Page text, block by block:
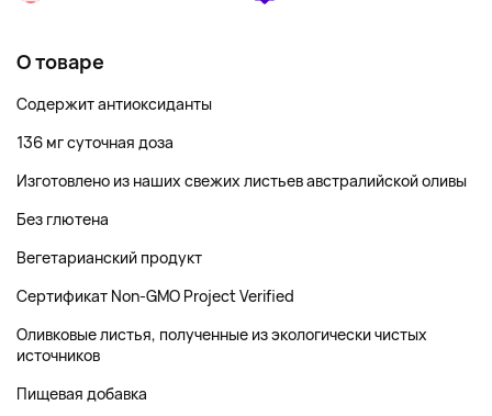
О товаре
Содержит антиоксиданты
136 мг суточная доза
Изготовлено из наших свежих листьев австралийской оливы
Без глютена
Вегетарианский продукт
Сертификат Non-GMO Project Verified
Оливковые листья, полученные из экологически чистых
источников
Пищевая добавка